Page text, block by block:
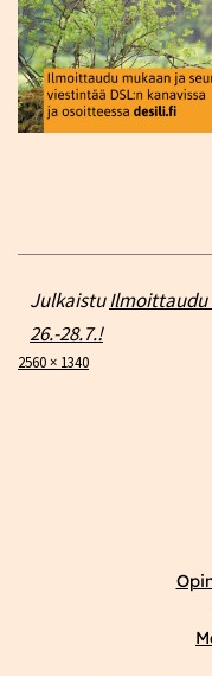
JulkaistuIlmoittaudu
26.-28.7.!
Täysikokoinen
2560 × 1340